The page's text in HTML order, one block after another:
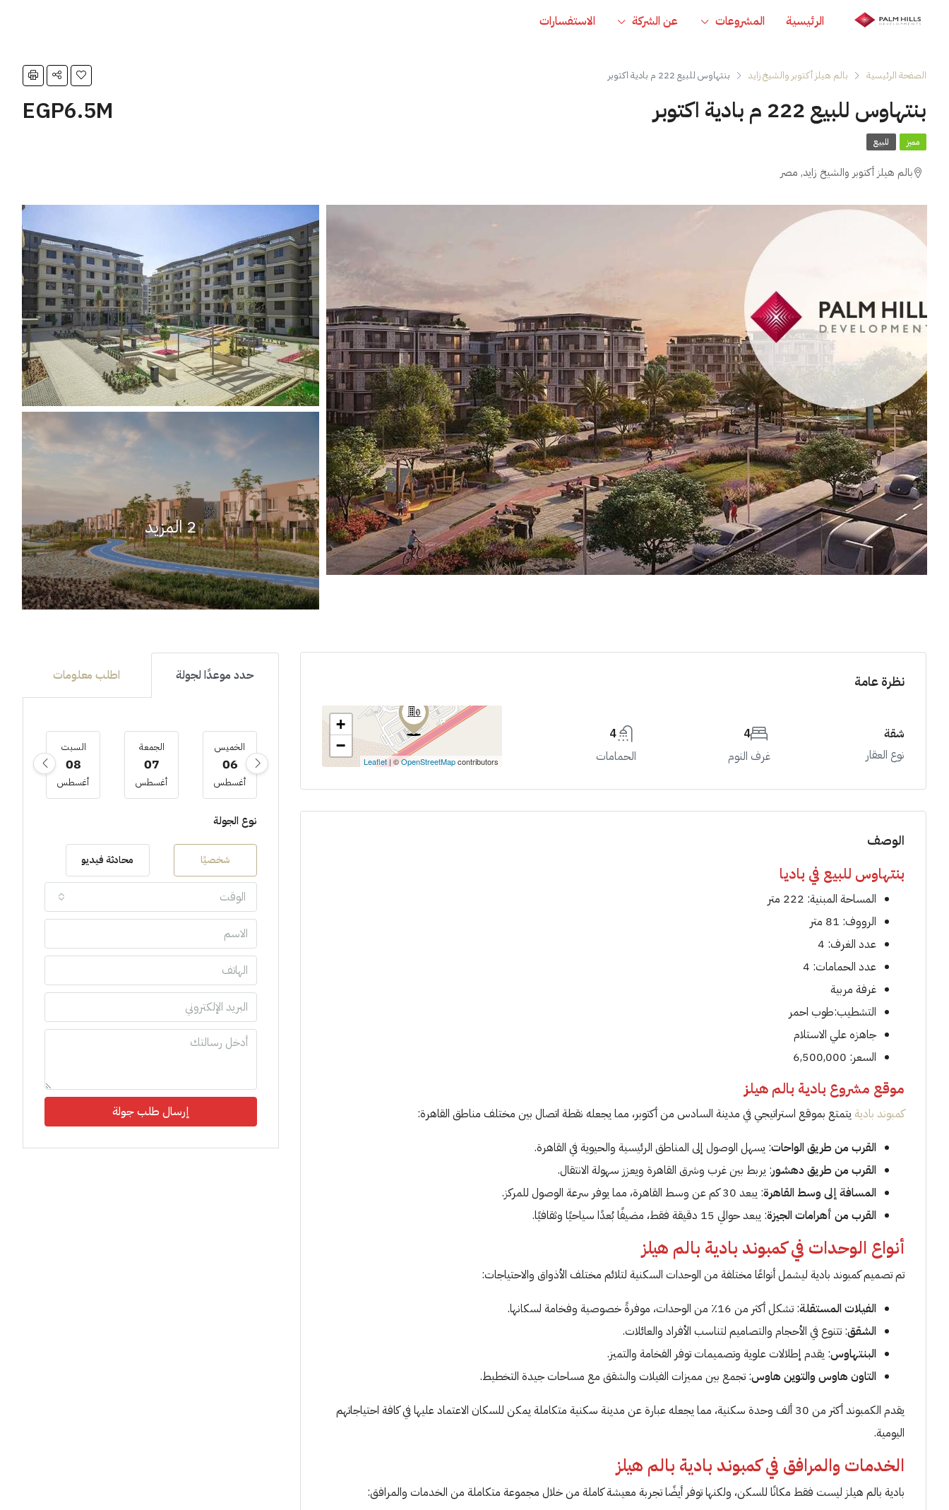
الرئيسية المشروعات عن الشركة الاستفسارات
الصفحة الرئيسية بالم هيلز أكتوبر والشيخ زايد بنتهاوس للبيع 222 م بادية اكتوبر
بنتهاوس للبيع 222 م بادية اكتوبر EGP6.5M
مميز للبيع
بالم هيلز أكتوبر والشيخ زايد, مصر
2 المزيد
نظرة عامة
شقة
نوع العقار
4
غرف النوم
4
الحمامات
+
−
Leaflet| ©OpenStreetMapcontributors
الوصف
بنتهاوس للبيع في باديا
المساحة المبنية: 222 متر
الرووف: 81 متر
عدد الغرف: 4
عدد الحمامات: 4
غرفة مربية
التشطيب:طوب احمر
جاهزه علي الاستلام
السعر: 6,500,000
موقع مشروع بادية بالم هيلز
كمبوند بادية يتمتع بموقع استراتيجي في مدينة السادس من أكتوبر، مما يجعله نقطة اتصال بين مختلف مناطق القاهرة:
القرب من طريق الواحات: يسهل الوصول إلى المناطق الرئيسية والحيوية في القاهرة.
القرب من طريق دهشور: يربط بين غرب وشرق القاهرة ويعزز سهولة الانتقال.
المسافة إلى وسط القاهرة: يبعد 30 كم عن وسط القاهرة، مما يوفر سرعة الوصول للمركز.
القرب من أهرامات الجيزة: يبعد حوالي 15 دقيقة فقط، مضيفًا بُعدًا سياحيًا وثقافيًا.
أنواع الوحدات في كمبوند بادية بالم هيلز
تم تصميم كمبوند بادية ليشمل أنواعًا مختلفة من الوحدات السكنية لتلائم مختلف الأذواق والاحتياجات:
الفيلات المستقلة: تشكل أكثر من 16٪ من الوحدات، موفرةً خصوصية وفخامة لسكانها.
الشقق: تتنوع في الأحجام والتصاميم لتناسب الأفراد والعائلات.
البنتهاوس: يقدم إطلالات علوية وتصميمات توفر الفخامة والتميز.
التاون هاوس والتوين هاوس: تجمع بين مميزات الفيلات والشقق مع مساحات جيدة التخطيط.
يقدم الكمبوند أكثر من 30 ألف وحدة سكنية، مما يجعله عبارة عن مدينة سكنية متكاملة يمكن للسكان الاعتماد عليها في كافة احتياجاتهم
اليومية.
الخدمات والمرافق في كمبوند بادية بالم هيلز
بادية بالم هيلز ليست فقط مكانًا للسكن، ولكنها توفر أيضًا تجربة معيشة كاملة من خلال مجموعة متكاملة من الخدمات والمرافق:
حدد موعدًا لجولة اطلب معلومات
الخميس
06
أغسطس
الجمعة
07
أغسطس
السبت
08
أغسطس
نوع الجولة
شخصيًا محادثة فيديو
الوقت
إرسال طلب جولة